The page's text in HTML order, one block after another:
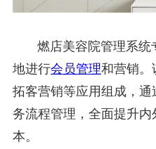
燃店美容院管理系
地进行会员管理和营销。
拓客营销等应用组成，
务流程管理，全面提升
本。